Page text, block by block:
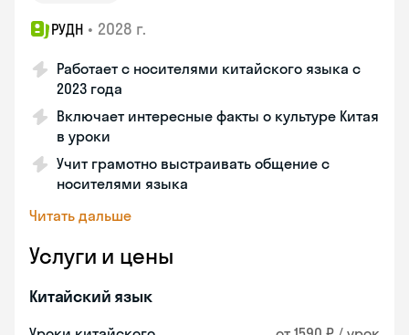
РУДН • 2028 г.
Работает с носителями китайского языка с
2023 года
Включает интересные факты о культуре Китая
в уроки
Учит грамотно выстраивать общение с
носителями языка
Читать дальше
Услуги и цены
Китайский язык